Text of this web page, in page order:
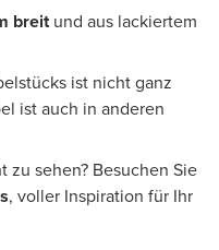
breitund aus lackiertem
ist nicht ganz
ist auch in anderen
zu sehen? Besuchen Sie
, voller Inspiration für Ihr